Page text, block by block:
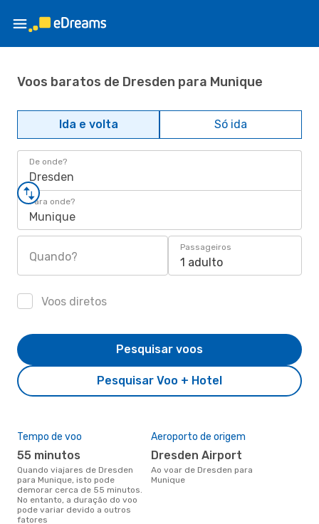
Voos baratos de Dresden para Munique
Ida e volta Só ida
De onde?
Dresden
Para onde?
Munique
Quando?
Passageiros
1 adulto
Voos diretos
Pesquisar Voo + Hotel
Pesquisar voos
Tempo de voo
55 minutos
Quando viajares de Dresden
para Munique, isto pode
demorar cerca de 55 minutos.
No entanto, a duração do voo
pode variar devido a outros
fatores
Aeroporto de origem
Dresden Airport
Ao voar de Dresden para
Munique